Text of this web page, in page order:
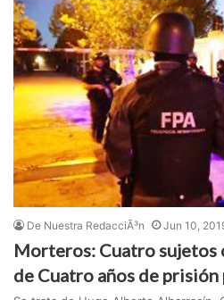
De Nuestra RedacciÃ³n Jun 10,
Morteros: Cuatro sujetos
de Cuatro años de